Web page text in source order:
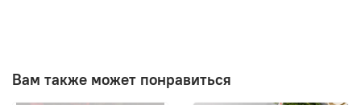
Вам также может понравиться